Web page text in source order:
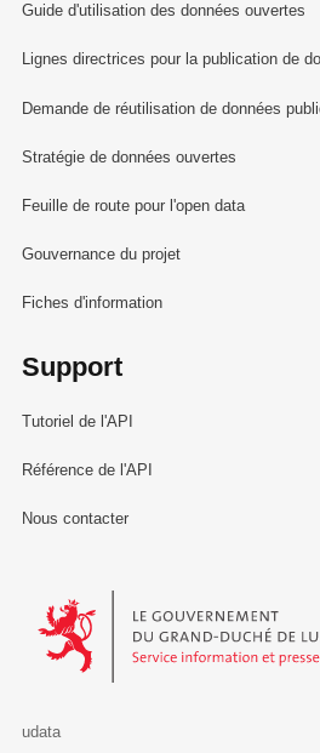
Guide d'utilisation des données ouvertes
Lignes directrices pour la publication de
Demande de réutilisation de données
Stratégie de données ouvertes
Feuille de route pour l'open data
Gouvernance du projet
Fiches d'information
Support
Tutoriel de l'API
Référence de l'API
Nous contacter
Le Gouvernement du Grand-Duché
udata